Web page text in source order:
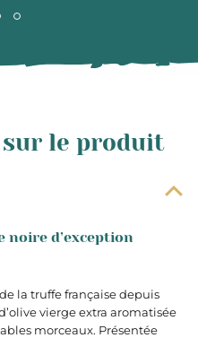
sur le produit
noire d’exception
la truffe française depuis
vierge extra aromatisée
morceaux. Présentée